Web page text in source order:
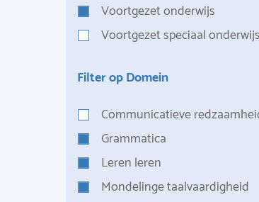
Voortgezet onderwijs
Voortgezet speciaal onderwijs
Filter op Domein
Communicatieve
Grammatica
Leren leren
Mondelinge taalvaardigheid